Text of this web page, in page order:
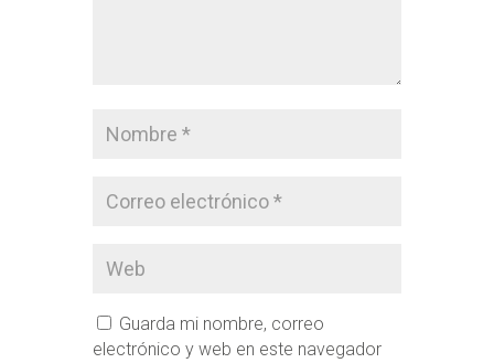
Guarda mi nombre, correo
electrónico y web en este navegador